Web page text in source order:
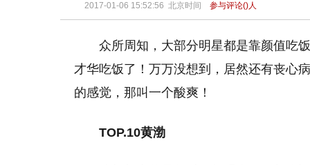
2017-01-06 15:52:56 北京时间 参与评论()人
众所周知，大部分明星都是靠颜值吃
才华吃饭了！万万没想到，居然还有丧心
的感觉，那叫一个酸爽！
TOP.10黄渤